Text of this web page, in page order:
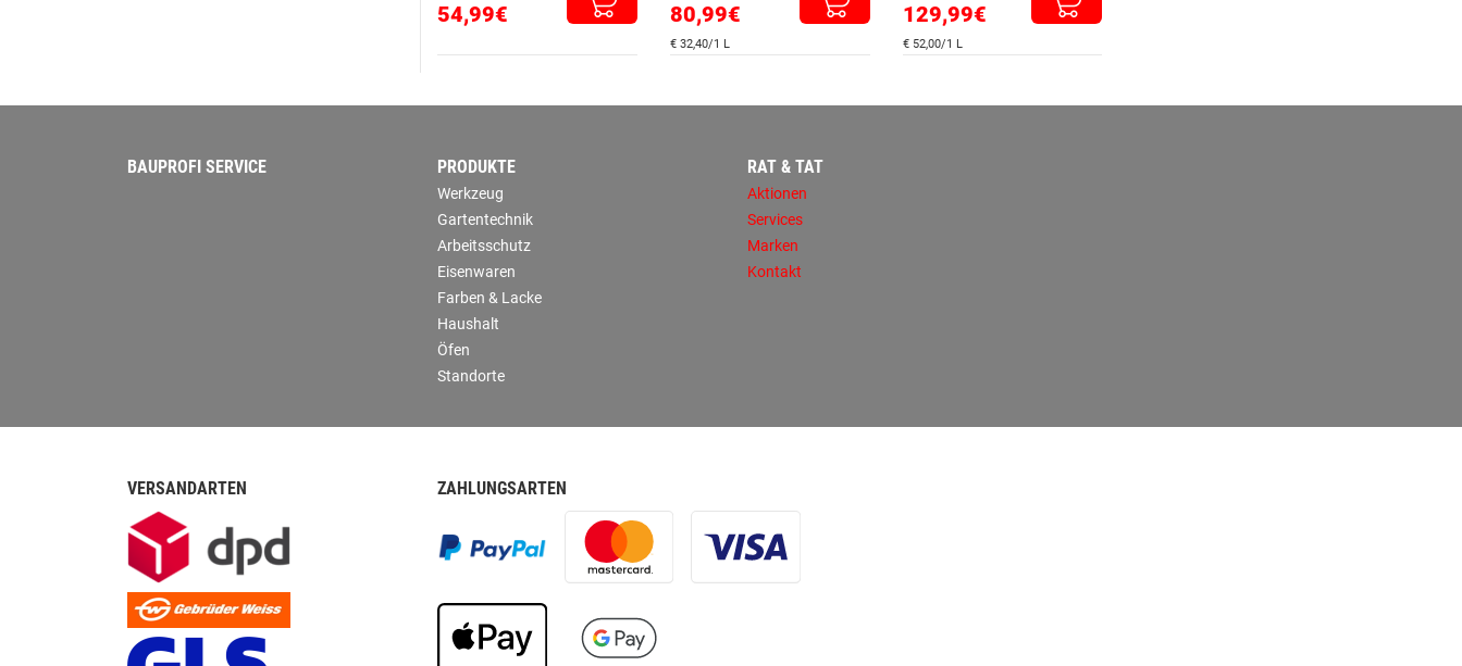
54,99€ 80,99€
€ 32,40/1 L
129,99€
€ 52,00/1 L
BAUPROFI SERVICE PRODUKTE
Werkzeug
Gartentechnik
Arbeitsschutz
Eisenwaren
Farben & Lacke
Haushalt
Öfen
Standorte
RAT & TAT
Aktionen
Services
Marken
Kontakt
VERSANDARTEN ZAHLUNGSARTEN